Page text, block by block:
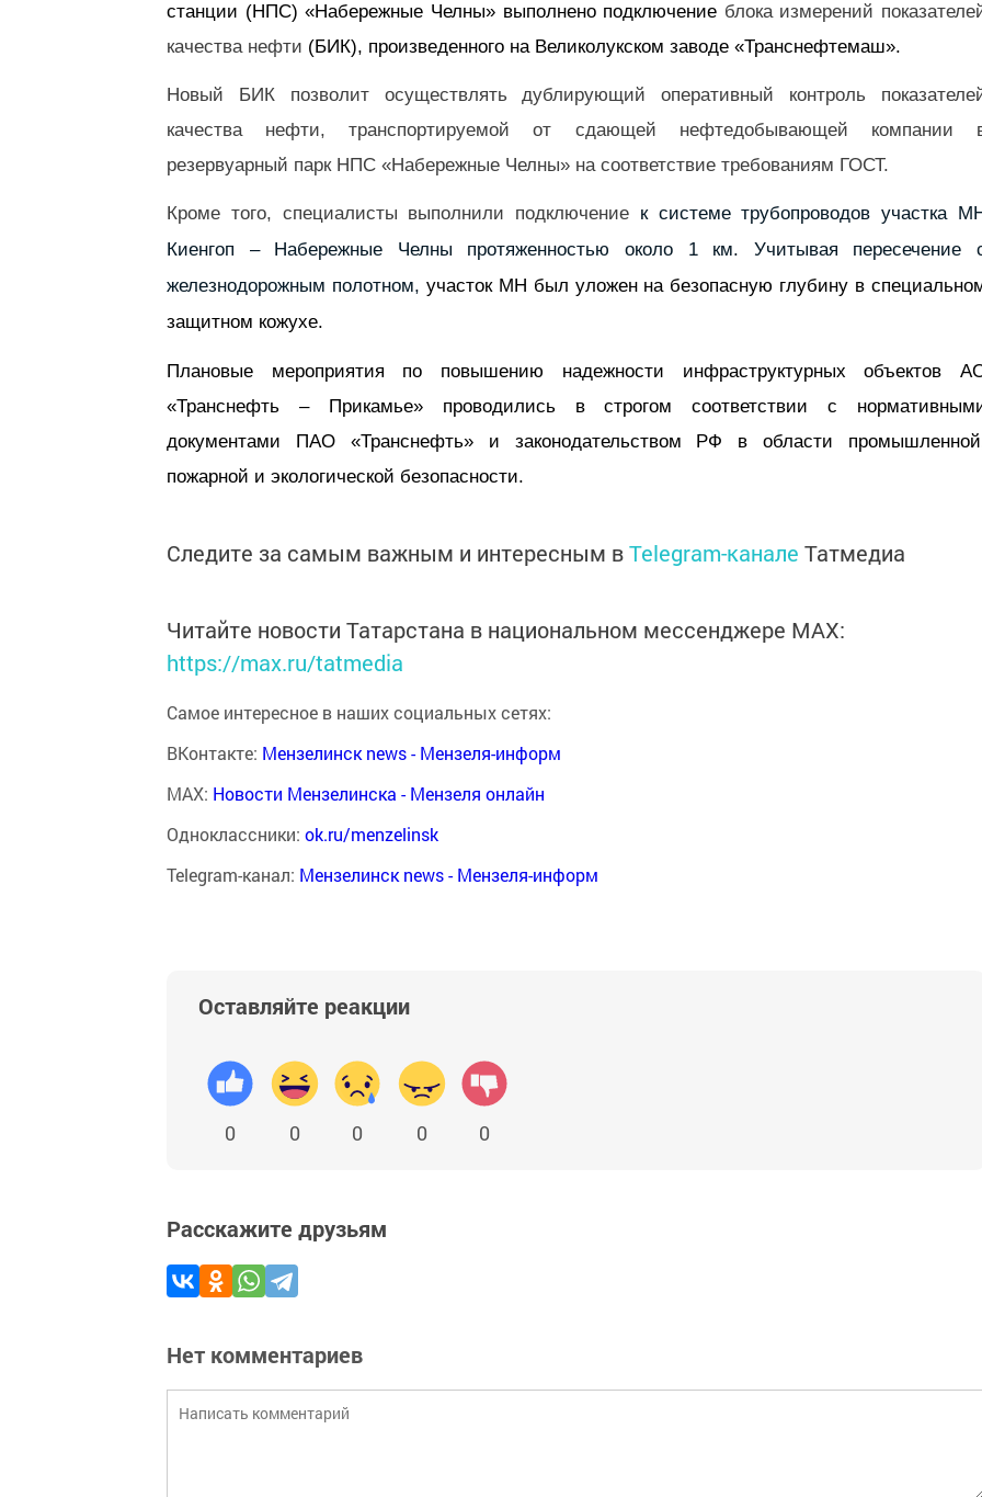
станции (НПС) «Набережные Челны» выполнено подключение блока измерений
качества нефти (БИК), произведенного на Великолукском заводе «Транснефтемаш».
Новый БИК позволит осуществлять дублирующий оперативный контроль
качества нефти, транспортируемой от сдающей нефтедобывающей компании
резервуарный парк НПС «Набережные Челны» на соответствие требованиям ГОСТ.
Кроме того, специалисты выполнили подключение к системетрубопроводовучастка
Киенгоп – Набережные Челны протяженностью около 1 км. Учитывая пересечение
железнодорожным полотном, участок МН был уложен на безопасную глубину в
защитном кожухе.
Плановые мероприятия по повышению надежности инфраструктурных объектов
«Транснефть – Прикамье» проводились в строгом соответствии с
документами ПАО «Транснефть» и законодательством РФ в области
пожарной и экологической безопасности.
Следите за самым важным и интересным вTelegram-канале Татмедиа
Читайте новости Татарстана в национальном мессенджере MАХ:
https://max.ru/tatmedia
Самое интересное в наших социальных сетях:
ВКонтакте: Мензелинск news - Мензеля-информ
MAX: Новости Мензелинска - Мензеля онлайн
Одноклассники: ok.ru/menzelinsk
Telegram-канал: Мензелинск news - Мензеля-информ
Оставляйте реакции
0 0 0 0 0
Расскажите друзьям
Нет комментариев